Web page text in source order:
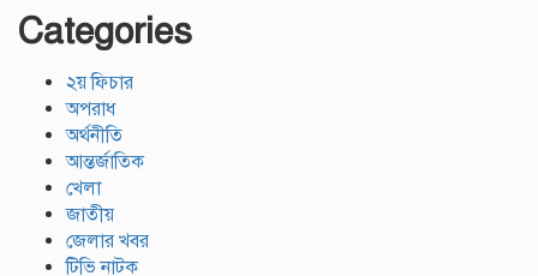
Categories
২য় ফিচার
অপরাধ
অর্থনীতি
আন্তর্জাতিক
খেলা
জাতীয়
জেলার খবর
টিভি নাটক